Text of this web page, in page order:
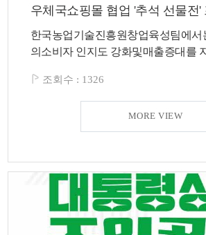
우체국쇼핑몰 협업 '추석 선물전'
한국농업기술진흥원창업육성팀에서
의소비자 인지도 강화및매출증대를
조회수 : 1326
MORE VIEW